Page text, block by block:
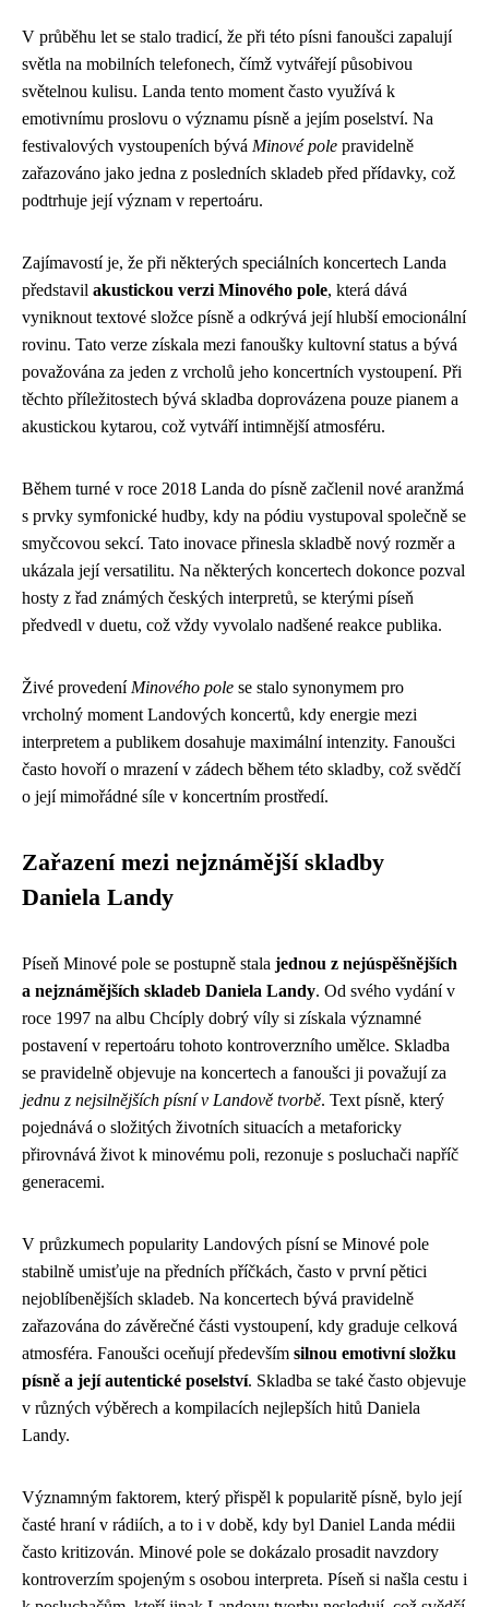
V průběhu let se stalo tradicí, že při této písni fanoušci zapalují
světla na mobilních telefonech, čímž vytvářejí působivou
světelnou kulisu. Landa tento moment často využívá k
emotivnímu proslovu o významu písně a jejím poselství. Na
festivalových vystoupeních bývá Minové pole pravidelně
zařazováno jako jedna z posledních skladeb před přídavky, což
podtrhuje její význam v repertoáru.
Zajímavostí je, že při některých speciálních koncertech Landa
představil akustickou verzi Minového pole, která dává
vyniknout textové složce písně a odkrývá její hlubší emocionální
rovinu. Tato verze získala mezi fanoušky kultovní status a bývá
považována za jeden z vrcholů jeho koncertních vystoupení. Při
těchto příležitostech bývá skladba doprovázena pouze pianem a
akustickou kytarou, což vytváří intimnější atmosféru.
Během turné v roce 2018 Landa do písně začlenil nové aranžmá
s prvky symfonické hudby, kdy na pódiu vystupoval společně se
smyčcovou sekcí. Tato inovace přinesla skladbě nový rozměr a
ukázala její versatilitu. Na některých koncertech dokonce pozval
hosty z řad známých českých interpretů, se kterými píseň
předvedl v duetu, což vždy vyvolalo nadšené reakce publika.
Živé provedení Minového pole se stalo synonymem pro
vrcholný moment Landových koncertů, kdy energie mezi
interpretem a publikem dosahuje maximální intenzity. Fanoušci
často hovoří o mrazení v zádech během této skladby, což svědčí
o její mimořádné síle v koncertním prostředí.
Zařazení mezi nejznámější skladby
Daniela Landy
Píseň Minové pole se postupně stala jednou z nejúspěšnějších
a nejznámějších skladeb Daniela Landy. Od svého vydání v
roce 1997 na albu Chcíply dobrý víly si získala významné
postavení v repertoáru tohoto kontroverzního umělce. Skladba
se pravidelně objevuje na koncertech a fanoušci ji považují za
jednu z nejsilnějších písní v Landově tvorbě. Text písně, který
pojednává o složitých životních situacích a metaforicky
přirovnává život k minovému poli, rezonuje s posluchači napříč
generacemi.
V průzkumech popularity Landových písní se Minové pole
stabilně umisťuje na předních příčkách, často v první pětici
nejoblíbenějších skladeb. Na koncertech bývá pravidelně
zařazována do závěrečné části vystoupení, kdy graduje celková
atmosféra. Fanoušci oceňují především silnou emotivní složku
písně a její autentické poselství. Skladba se také často objevuje
v různých výběrech a kompilacích nejlepších hitů Daniela
Landy.
Významným faktorem, který přispěl k popularitě písně, bylo její
časté hraní v rádiích, a to i v době, kdy byl Daniel Landa médii
často kritizován. Minové pole se dokázalo prosadit navzdory
kontroverzím spojeným s osobou interpreta. Píseň si našla cestu i